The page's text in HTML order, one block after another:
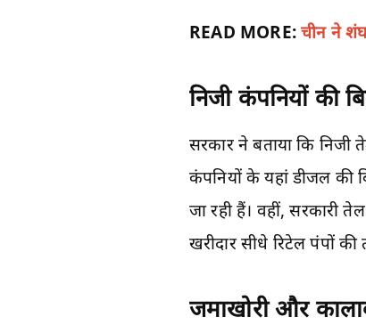
READ MORE:चीन ने
निजी कंपनियों की
सरकार ने बताया कि निजी
कंपनियों के यहां डीजल की
जा रही हैं। वहीं, सरकारी
खरीदार सीधे रिटेल पंपों
जमाखोरी और